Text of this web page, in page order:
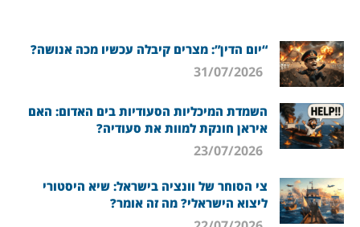
“יום הדין”: מצרים קיבלה עכשיו מכה אנושה?
השמדת המיכליות הסעודיות בים האדום: האם
איראן חונקת למוות את סעודיה?
צי הסוחר של וונציה בישראל: שיא היסטורי
ליצוא הישראלי? מה זה אומר?